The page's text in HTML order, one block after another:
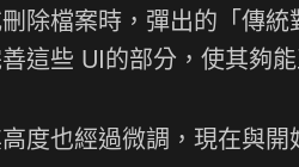
除檔案時，彈出的「傳
這些 UI的部分，使其夠
度也經過微調，現在與開